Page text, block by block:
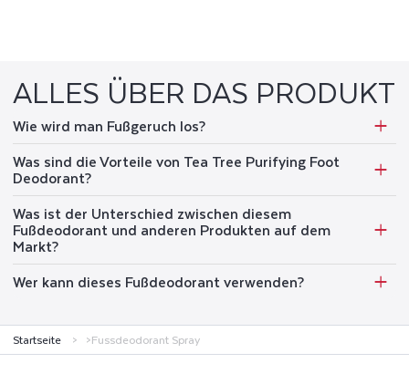
ALLES ÜBER DAS PRODUKT
Wie wird man Fußgeruch los?
Was sind die Vorteile von Tea Tree Purifying Foot
Deodorant?
Was ist der Unterschied zwischen diesem
Fußdeodorant und anderen Produkten auf dem
Markt?
Wer kann dieses Fußdeodorant verwenden?
Startseite Fussdeodorant Spray